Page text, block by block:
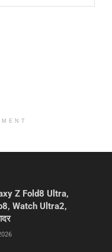
Z Fold8 Ultra,
Watch Ultra2,